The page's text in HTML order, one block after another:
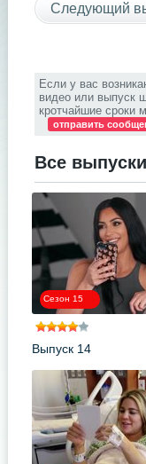
Следующий
Если у вас
видео или выпуск
кротчайшие сроки
отправить
Все выпуски
Сезон 15
Выпуск 14